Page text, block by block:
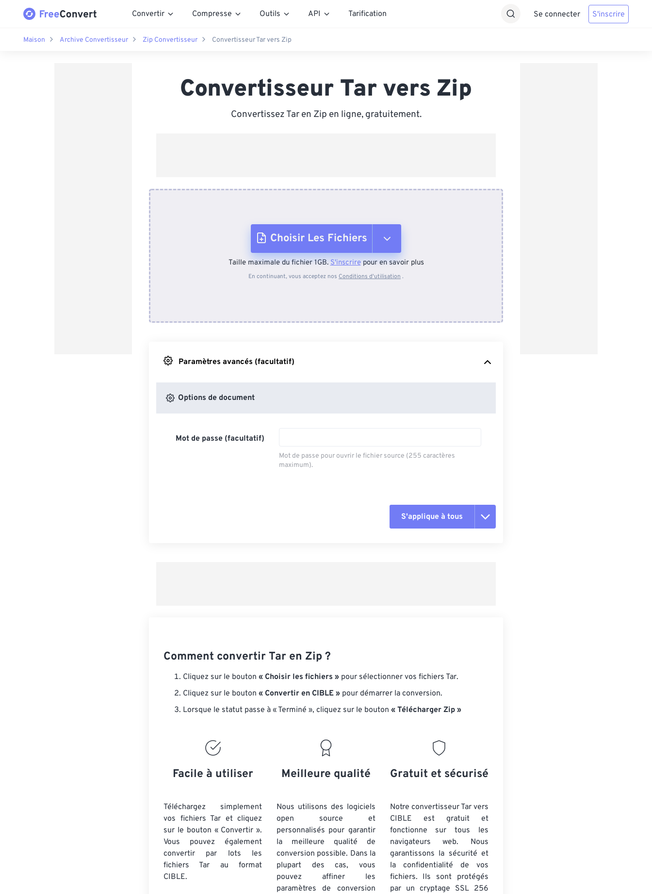
Convertir Compresse Outils API Tarification Se connecter S'inscrire
Maison Archive Convertisseur Zip Convertisseur Convertisseur Tar vers Zip
Convertisseur Tar vers Zip
Convertissez Tar en Zip en ligne, gratuitement.
Choisir Les Fichiers
Depuis l'appareil
Taille maximale du fichier 1GB.S'inscrirepour en savoir plus
En continuant, vous acceptez nos Conditions d'utilisation .
Paramètres avancés (facultatif)
Options de document
Mot de passe (facultatif)
Mot de passe pour ouvrir le fichier source (255 caractères
maximum).
S'applique à tous
Comment convertir Tar en Zip ?
Cliquez sur le bouton « Choisir les fichiers » pour sélectionner vos fichiers Tar.
Cliquez sur le bouton « Convertir en CIBLE » pour démarrer la conversion.
Lorsque le statut passe à « Terminé », cliquez sur le bouton « Télécharger Zip »
Facile à utiliser
Téléchargez simplement
vos fichiers Tar et cliquez
sur le bouton « Convertir ».
Vous pouvez également
convertir par lots les
fichiers Tar au format
CIBLE.
Meilleure qualité
Nous utilisons des logiciels
open source et
personnalisés pour garantir
la meilleure qualité de
conversion possible. Dans la
plupart des cas, vous
pouvez affiner les
paramètres de conversion
Gratuit et sécurisé
Notre convertisseur Tar vers
CIBLE est gratuit et
fonctionne sur tous les
navigateurs web. Nous
garantissons la sécurité et
la confidentialité de vos
fichiers. Ils sont protégés
par un cryptage SSL 256